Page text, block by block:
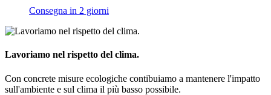
Consegna in 2 giorni
Lavoriamo nel rispetto del clima.
Con concrete misure ecologiche contibuiamo a mantenere l'impatto
sull'ambiente e sul clima il più basso possibile.